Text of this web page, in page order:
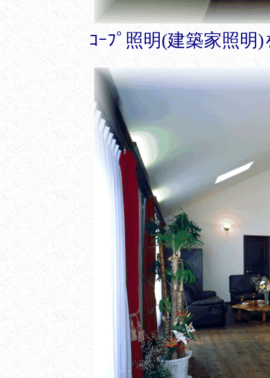
ｺｰﾌﾟ照明(建築家照明